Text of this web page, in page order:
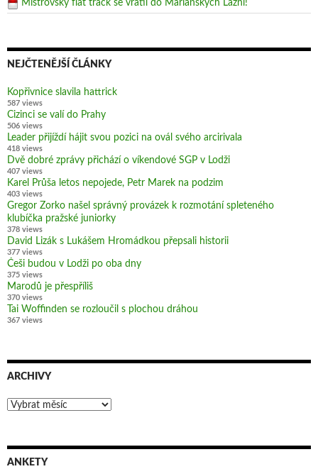
Mistrovský flat track se vrátil do Mariánských Lázní!
NEJČTENĚJŠÍ ČLÁNKY
Kopřivnice slavila hattrick
587 views
Cizinci se valí do Prahy
506 views
Leader přijíždí hájit svou pozici na ovál svého arcirivala
418 views
Dvě dobré zprávy přichází o víkendové SGP v Lodži
407 views
Karel Průša letos nepojede, Petr Marek na podzim
403 views
Gregor Zorko našel správný provázek k rozmotání spleteného
klubíčka pražské juniorky
378 views
David Lizák s Lukášem Hromádkou přepsali historii
377 views
Češi budou v Lodži po oba dny
375 views
Marodů je přespříliš
370 views
Tai Woffinden se rozloučil s plochou dráhou
367 views
ARCHIVY
Archivy
ANKETY